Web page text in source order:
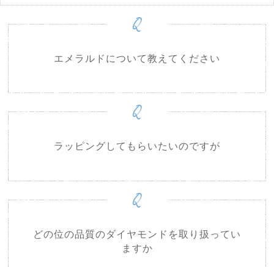
Q
エメラルドについて教えてください
Q
ラッピングしてもらいたいのですが
Q
どの位の品質のダイヤモンドを取り扱ってい
ますか